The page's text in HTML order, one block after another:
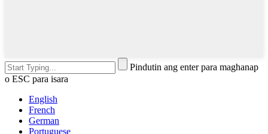
Pindutin ang enter para maghanap
o ESC para isara
English
French
German
Portuguese